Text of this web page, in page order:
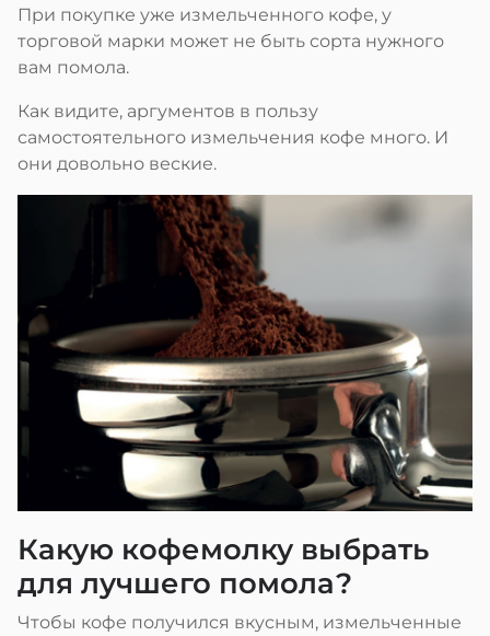
При покупке уже измельченного кофе, у
торговой марки может не быть сорта нужного
вам помола.
Как видите, аргументов в пользу
самостоятельного измельчения кофе много. И
они довольно веские.
Какую кофемолку выбрать
для лучшего помола?
Чтобы кофе получился вкусным, измельченные